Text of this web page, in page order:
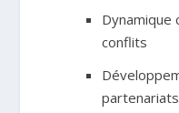
Dynamique
conflits